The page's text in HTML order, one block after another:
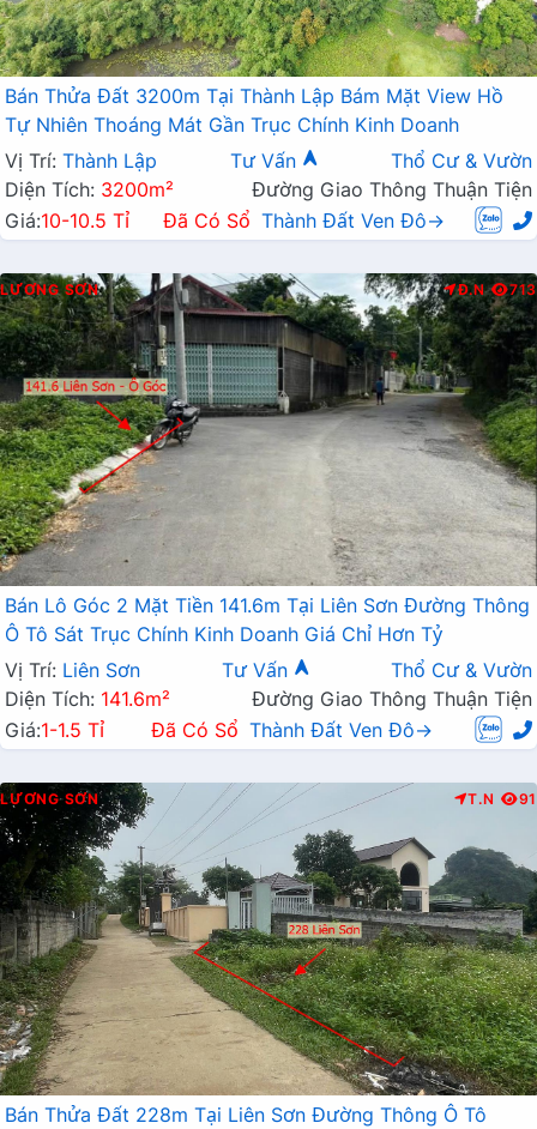
Bán Thửa Đất 3200m Tại Thành Lập Bám Mặt View Hồ
Tự Nhiên Thoáng Mát Gần Trục Chính Kinh Doanh
Vị Trí: Thành Lập Tư Vấn
Thổ Cư & Vườn
Diện Tích: 3200m²
Đường Giao Thông Thuận Tiện
Giá:10-10.5 Tỉ Đã Có Sổ Thành Đất Ven Đô→
LƯƠNG SƠN Đ.N 713
Bán Lô Góc 2 Mặt Tiền 141.6m Tại Liên Sơn Đường Thông
Ô Tô Sát Trục Chính Kinh Doanh Giá Chỉ Hơn Tỷ
Vị Trí: Liên Sơn Tư Vấn
Thổ Cư & Vườn
Diện Tích: 141.6m²
Đường Giao Thông Thuận Tiện
Giá:1-1.5 Tỉ Đã Có Sổ Thành Đất Ven Đô→
LƯƠNG SƠN T.N 91
Bán Thửa Đất 228m Tại Liên Sơn Đường Thông Ô Tô